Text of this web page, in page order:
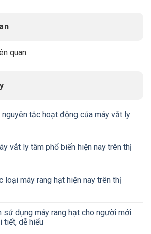
quan.
nguyên tắc hoạt động của máy vắt ly
vắt ly tâm phổ biến hiện nay trên thị
loại máy rang hạt hiện nay trên thị
sử dụng máy rang hạt cho người mới
tiết, dễ hiểu